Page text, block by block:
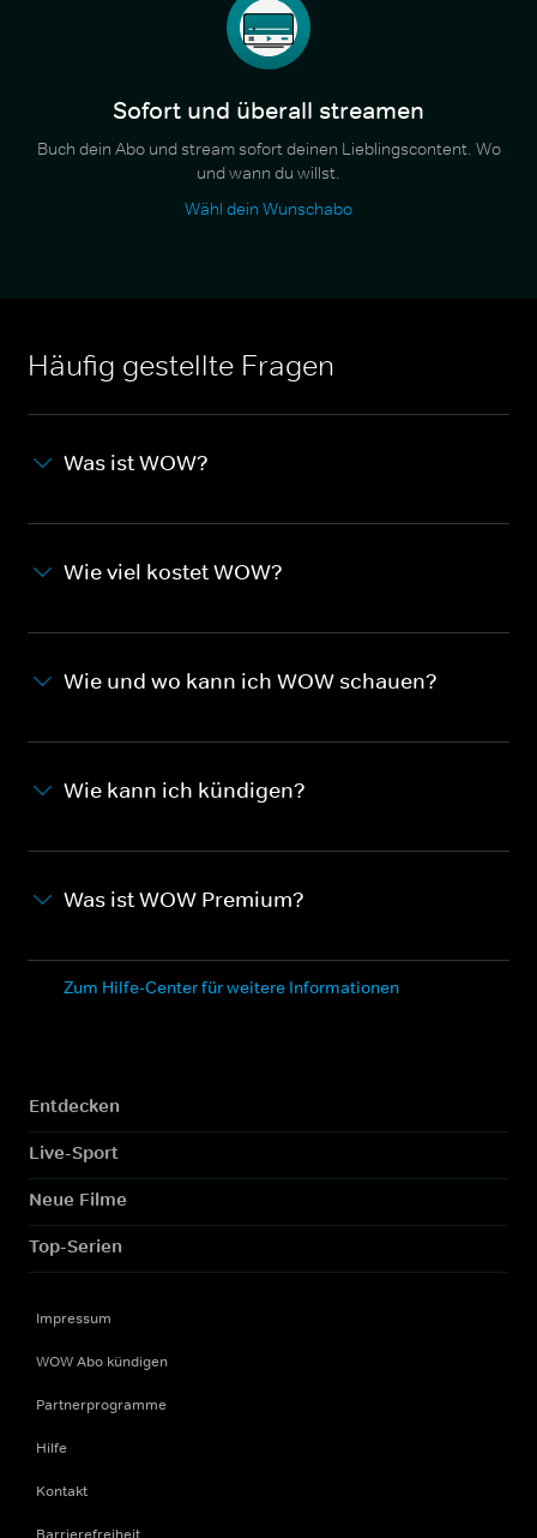
Sofort und überall streamen
Buch dein Abo und stream sofort deinen Lieblingscontent. Wo
und wann du willst.
Wähl dein Wunschabo
Häufig gestellte Fragen
Was ist WOW?
Wie viel kostet WOW?
Wie und wo kann ich WOW schauen?
Wie kann ich kündigen?
Was ist WOW Premium?
Zum Hilfe-Center für weitere Informationen
Entdecken
Live-Sport
Neue Filme
Top-Serien
Impressum
WOW Abo kündigen
Partnerprogramme
Hilfe
Kontakt